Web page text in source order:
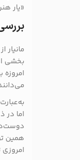
«یار
بخشی
امروزه
اما
همین